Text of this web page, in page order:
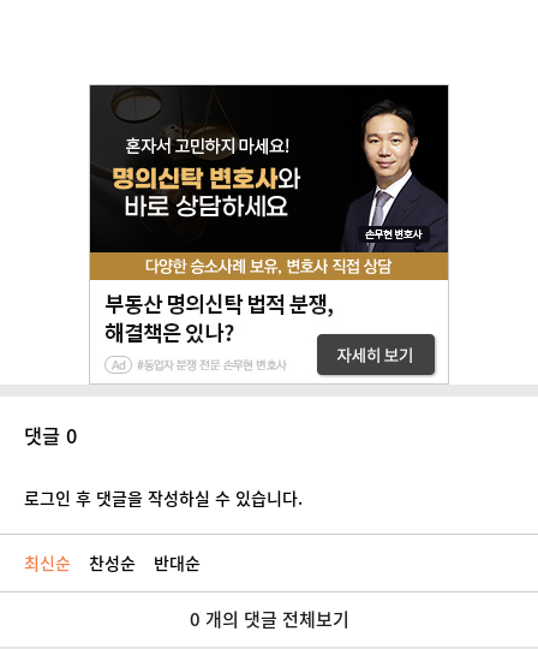
댓글 0
로그인 후 댓글을 작성하실 수 있습니다.
최신순 찬성순 반대순
0 개의 댓글 전체보기